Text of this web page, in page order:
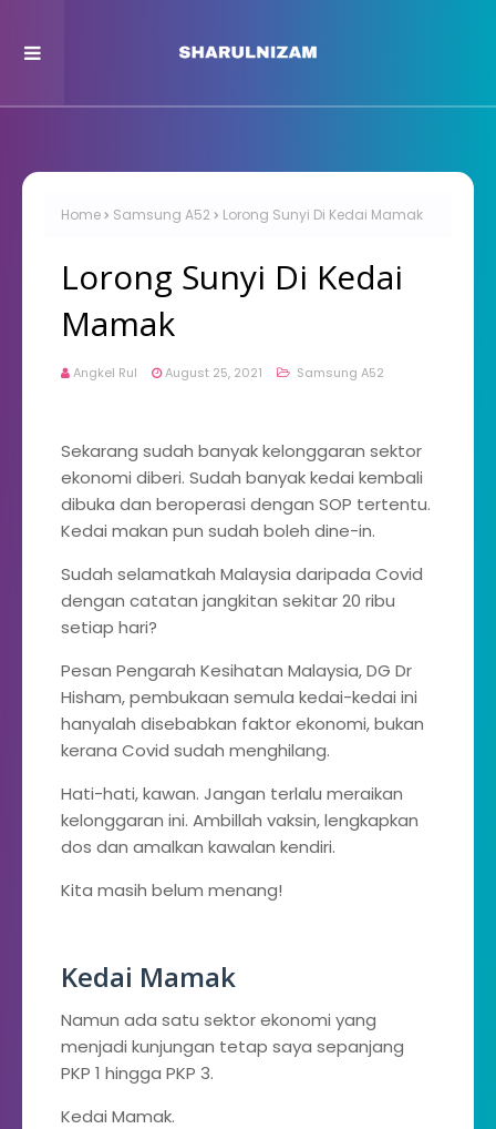
Home Samsung A52 Lorong Sunyi Di Kedai Mamak
Lorong Sunyi Di Kedai
Mamak
Angkel Rul August 25, 2021 Samsung A52
Sekarang sudah banyak kelonggaran sektor
ekonomi diberi. Sudah banyak kedai kembali
dibuka dan beroperasi dengan SOP tertentu.
Kedai makan pun sudah boleh dine-in.
Sudah selamatkah Malaysia daripada Covid
dengan catatan jangkitan sekitar 20 ribu
setiap hari?
Pesan Pengarah Kesihatan Malaysia, DG Dr
Hisham, pembukaan semula kedai-kedai ini
hanyalah disebabkan faktor ekonomi, bukan
kerana Covid sudah menghilang.
Hati-hati, kawan. Jangan terlalu meraikan
kelonggaran ini. Ambillah vaksin, lengkapkan
dos dan amalkan kawalan kendiri.
Kita masih belum menang!
Kedai Mamak
Namun ada satu sektor ekonomi yang
menjadi kunjungan tetap saya sepanjang
PKP 1 hingga PKP 3.
Kedai Mamak.